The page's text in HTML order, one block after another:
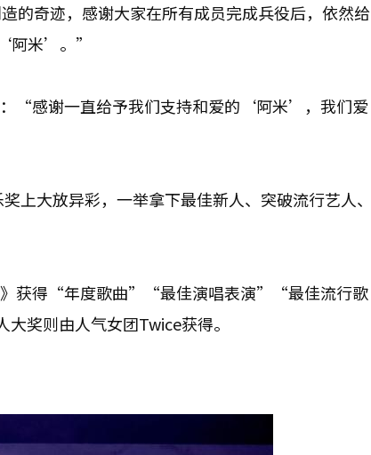
奇迹，感谢大家在所有成员完成兵役后，依然给
阿米’。”
“感谢一直给予我们支持和爱的‘阿米’，我们爱
上大放异彩，一举拿下最佳新人、突破流行艺人、
》获得“年度歌曲”“最佳演唱表演”“最佳流行歌
奖则由人气女团Twice获得。